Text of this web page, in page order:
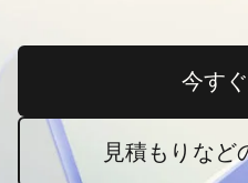
今す
見積もりなど